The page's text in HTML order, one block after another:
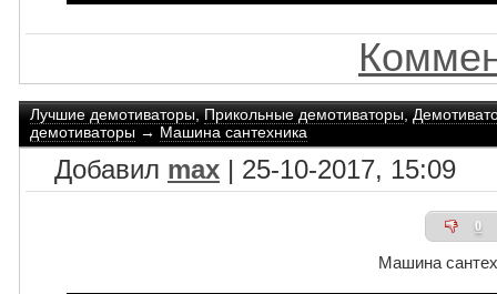
Лучшие демотиваторы,Прикольные демотиваторы,
демотиваторы → Машина сантехника
Добавил max | 25-10-2017, 15:09
0
Машина